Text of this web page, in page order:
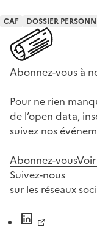
CAF DOSSIER
Abonnez-vous à
Pour ne rien
de l’open data,
suivez nos
Abonnez-vous
Suivez-nous
sur les réseaux